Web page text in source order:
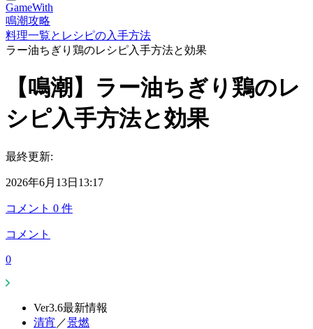
GameWith
鳴潮攻略
料理一覧とレシピの入手方法
ラー油ちぎり鶏のレシピ入手方法と効果
【鳴潮】ラー油ちぎり鶏のレ
シピ入手方法と効果
最終更新:
2026年6月13日13:17
コメント 0 件
コメント
0
Ver3.6最新情報
清宵 ／景燃